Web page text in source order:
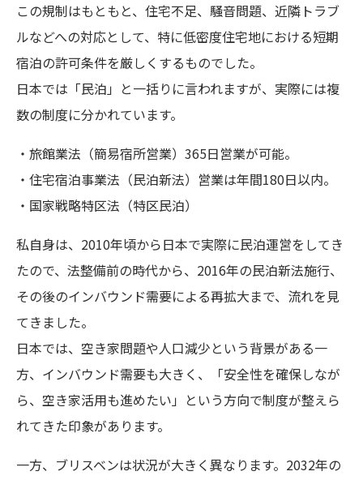
この規制はもともと、住宅不足、騒音問題、近隣トラブ
ルなどへの対応として、特に低密度住宅地における短期
宿泊の許可条件を厳しくするものでした。
日本では「民泊」と一括りに言われますが、実際には複
数の制度に分かれています。
・旅館業法（簡易宿所営業）365日営業が可能。
・住宅宿泊事業法（民泊新法）営業は年間180日以内。
・国家戦略特区法（特区民泊）
私自身は、2010年頃から日本で実際に民泊運営をしてき
たので、法整備前の時代から、2016年の民泊新法施行、
その後のインバウンド需要による再拡大まで、流れを見
てきました。
日本では、空き家問題や人口減少という背景がある一
方、インバウンド需要も大きく、「安全性を確保しなが
ら、空き家活用も進めたい」という方向で制度が整えら
れてきた印象があります。
一方、ブリスベンは状況が大きく異なります。2032年の